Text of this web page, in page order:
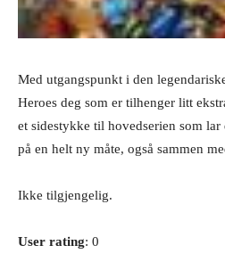
Med utgangspunkt i den
Heroes deg som er tilhenger litt
et sidestykke til hovedserien som
på en helt ny måte, også sammen
Ikke tilgjengelig.
User rating: 0